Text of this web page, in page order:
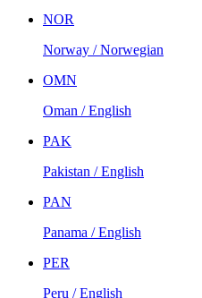
NOR
Norway / Norwegian
OMN
Oman / English
PAK
Pakistan / English
PAN
Panama / English
PER
Peru / English